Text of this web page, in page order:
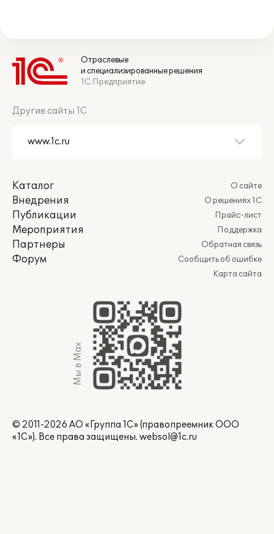
Отраслевые
и специализированные решения
1С:Предприятие
Другие сайты 1С
Каталог
Внедрения
Публикации
Мероприятия
Партнеры
Форум
О сайте
О решениях 1С
Прайс-лист
Поддержка
Обратная связь
Сообщить об ошибке
Карта сайта
Мы в Max
© 2011-2026 АО «Группа 1С» (правопреемник ООО
«1С»). Все права защищены. websol@1c.ru